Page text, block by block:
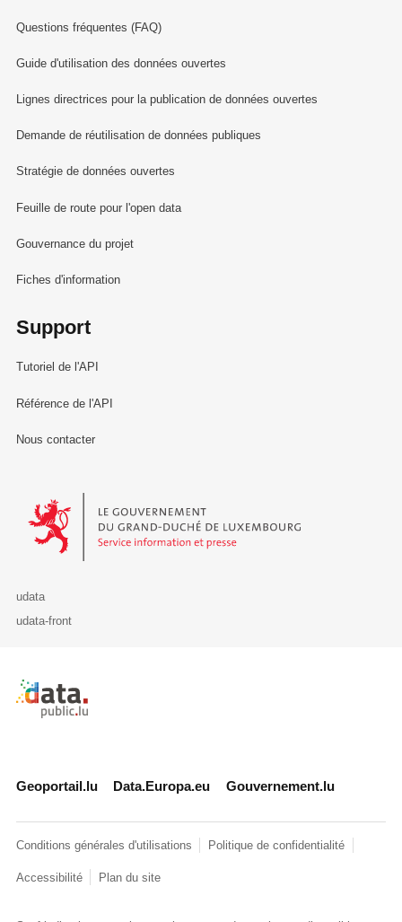
Questions fréquentes (FAQ)
Guide d'utilisation des données ouvertes
Lignes directrices pour la publication de données ouvertes
Demande de réutilisation de données publiques
Stratégie de données ouvertes
Feuille de route pour l'open data
Gouvernance du projet
Fiches d'information
Support
Tutoriel de l'API
Référence de l'API
Nous contacter
Le Gouvernement du Grand-Duché de Luxembourg - Service
udata
udata-front
Retour à l'accueil de data.public.lu
Geoportail.lu Data.Europa.eu Gouvernement.lu
Conditions générales d'utilisations Politique de confidentialité
Accessibilité Plan du site